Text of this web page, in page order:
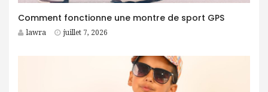
Comment fonctionne une montre de sport GPS
lawra juillet 7, 2026